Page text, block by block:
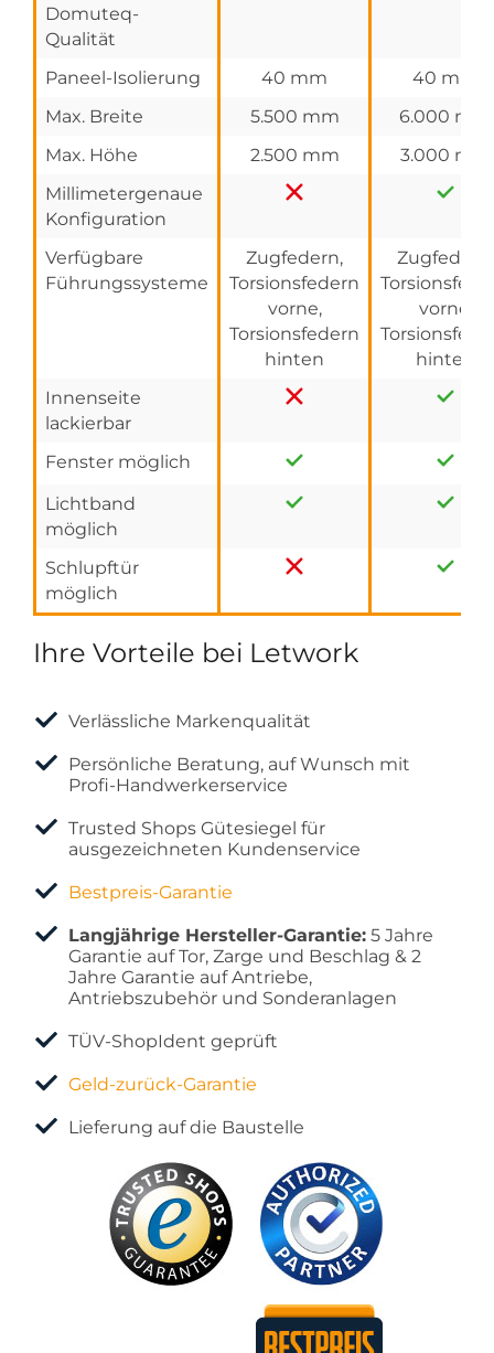
Domuteq-
Qualität
Paneel-Isolierung
40 mm
40 mm
Max. Breite
5.500 mm
6.000 mm
Max. Höhe
2.500 mm
3.000 mm
Millimetergenaue
Konfiguration
Verfügbare
Führungssysteme
Zugfedern,
Torsionsfedern
vorne,
Torsionsfedern
hinten
Zugfedern,
vorne,
hinten
Innenseite
lackierbar
Fenster möglich
Lichtband
möglich
Schlupftür
möglich
Ihre Vorteile bei Letwork
Verlässliche Markenqualität
Persönliche Beratung, auf Wunsch mit
Profi-Handwerkerservice
Trusted Shops Gütesiegel für
ausgezeichneten Kundenservice
Bestpreis-Garantie
Langjährige Hersteller-Garantie: 5 Jahre
Garantie auf Tor, Zarge und Beschlag & 2
Jahre Garantie auf Antriebe,
Antriebszubehör und Sonderanlagen
TÜV-ShopIdent geprüft
Geld-zurück-Garantie
Lieferung auf die Baustelle